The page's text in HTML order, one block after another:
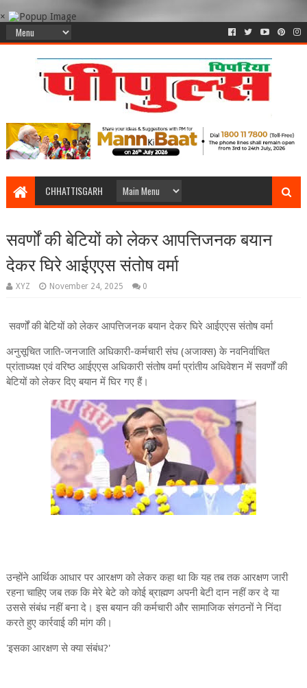
×
CHHATTISGARH
सवर्णों की बेटियों को लेकर आपत्तिजनक बयान
देकर घिरे आईएएस संतोष वर्मा
XYZ November 24, 2025 0
सवर्णों की बेटियों को लेकर आपत्तिजनक बयान देकर घिरे आईएएस संतोष वर्मा
अनुसूचित जाति-जनजाति अधिकारी-कर्मचारी संघ (अजाक्स) के नवनिर्वाचित
प्रांताध्यक्ष एवं वरिष्ठ आईएएस अधिकारी संतोष वर्मा प्रांतीय अधिवेशन में सवर्णों की
बेटियों को लेकर दिए बयान में घिर गए हैं।
उन्होंने आर्थिक आधार पर आरक्षण को लेकर कहा था कि यह तब तक आरक्षण जारी
रहना चाहिए जब तक कि मेरे बेटे को कोई ब्राह्मण अपनी बेटी दान नहीं कर दे या
उससे संबंध नहीं बना दे। इस बयान की कर्मचारी और सामाजिक संगठनों ने निंदा
करते हुए कार्रवाई की मांग की।
'इसका आरक्षण से क्या संबंध?'